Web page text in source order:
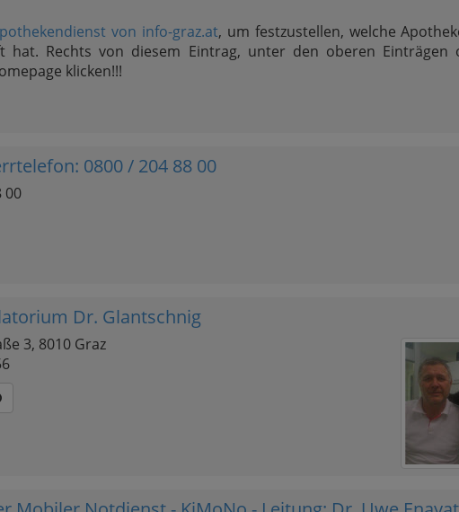
von info-graz.at, um festzustellen, welche
hat. Rechts von diesem Eintrag, unter den oberen Einträgen
klicken!!!
0800 / 204 88 00
00
Dr. Glantschnig
3, 8010 Graz